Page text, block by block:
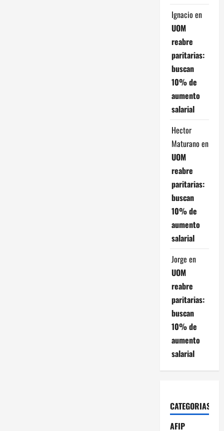
Ignacio en
UOM
reabre
paritarias:
buscan
10% de
aumento
salarial
Hector
Maturano en
UOM
reabre
paritarias:
buscan
10% de
aumento
salarial
Jorge en
UOM
reabre
paritarias:
buscan
10% de
aumento
salarial
CATEGORIAS
AFIP